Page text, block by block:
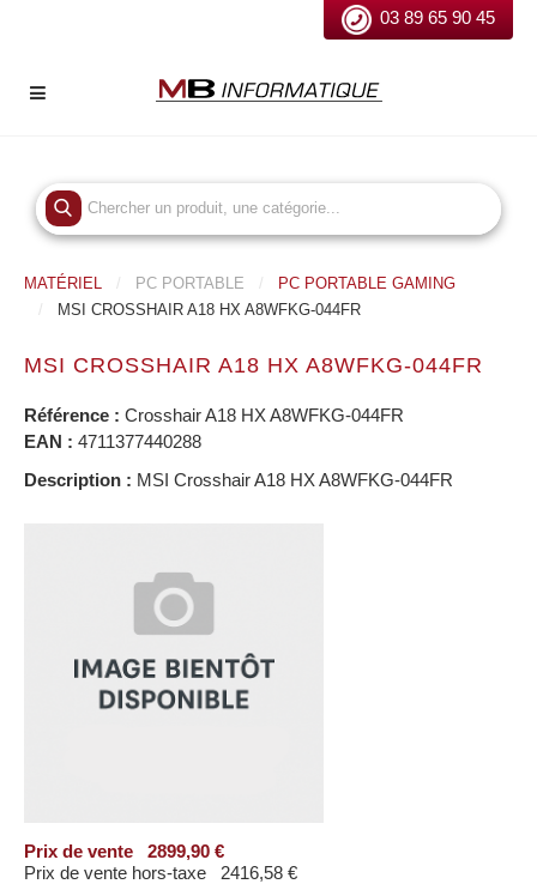
03 89 65 90 45
MATÉRIEL PC PORTABLE
PC PORTABLE GAMING
MSI CROSSHAIR A18 HX A8WFKG-044FR
MSI CROSSHAIR A18 HX A8WFKG-044FR
Référence : Crosshair A18 HX A8WFKG-044FR
EAN : 4711377440288
Description : MSI Crosshair A18 HX A8WFKG-044FR
Prix ​​de vente
2899,90 €
Prix de vente hors-taxe
2416,58 €